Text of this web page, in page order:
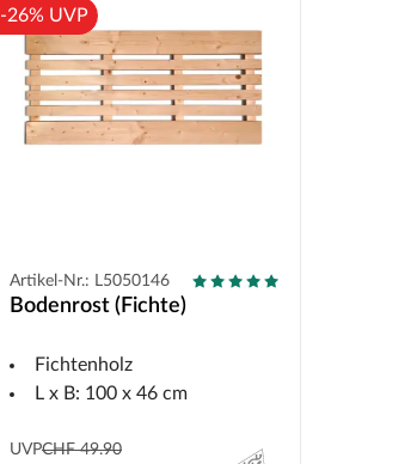
-26% UVP
Artikel-Nr.: L5050146
Bodenrost (Fichte)
Fichtenholz
L x B: 100 x 46 cm
UVPCHF 49.90